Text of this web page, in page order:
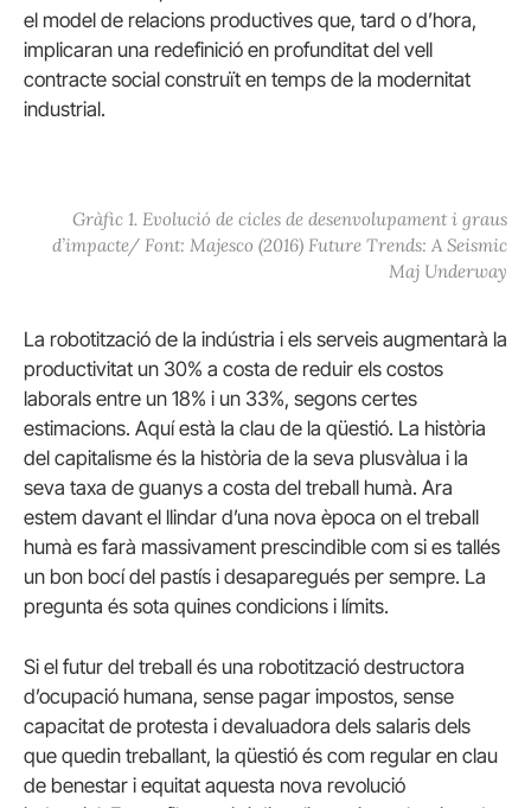
el model de relacions productives que, tard o d’hora,
implicaran una redefinició en profunditat del vell
contracte social construït en temps de la modernitat
industrial.
Gràfic 1. Evolució de cicles de desenvolupament i graus
d’impacte/ Font: Majesco (2016) Future Trends: A Seismic
Maj Underway
La robotització de la indústria i els serveis augmentarà la
productivitat un 30% a costa de reduir els costos
laborals entre un 18% i un 33%, segons certes
estimacions. Aquí està la clau de la qüestió. La història
del capitalisme és la història de la seva plusvàlua i la
seva taxa de guanys a costa del treball humà. Ara
estem davant el llindar d’una nova època on el treball
humà es farà massivament prescindible com si es tallés
un bon bocí del pastís i desaparegués per sempre. La
pregunta és sota quines condicions i límits.
Si el futur del treball és una robotització destructora
d’ocupació humana, sense pagar impostos, sense
capacitat de protesta i devaluadora dels salaris dels
que quedin treballant, la qüestió és com regular en clau
de benestar i equitat aquesta nova revolució